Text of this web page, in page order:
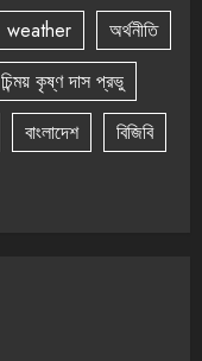
weather
অর্থনীতি
চিন্ময় কৃষ্ণ দাস প্রভু
বাংলাদেশ
বিজিবি